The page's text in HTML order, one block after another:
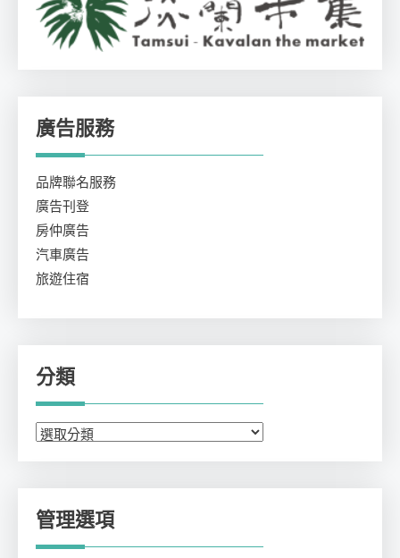
廣告服務
品牌聯名服務
廣告刊登
房仲廣告
汽車廣告
旅遊住宿
分類
分
管理選項